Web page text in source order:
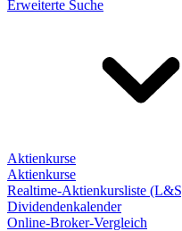
Erweiterte Suche
Aktienkurse
Aktienkurse
Realtime-Aktienkursliste
Dividendenkalender
Online-Broker-Vergleich